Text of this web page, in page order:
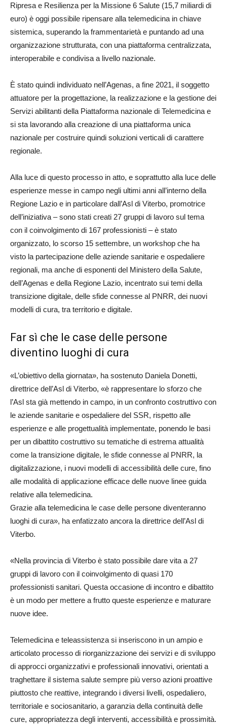
Ripresa e Resilienza per la Missione 6 Salute (15,7 miliardi di
euro) è oggi possibile ripensare alla telemedicina in chiave
sistemica, superando la frammentarietà e puntando ad una
organizzazione strutturata, con una piattaforma centralizzata,
interoperabile e condivisa a livello nazionale.
È stato quindi individuato nell’Agenas, a fine 2021, il soggetto
attuatore per la progettazione, la realizzazione e la gestione dei
Servizi abilitanti della Piattaforma nazionale di Telemedicina e
si sta lavorando alla creazione di una piattaforma unica
nazionale per costruire quindi soluzioni verticali di carattere
regionale.
Alla luce di questo processo in atto, e soprattutto alla luce delle
esperienze messe in campo negli ultimi anni all’interno della
Regione Lazio e in particolare dall’Asl di Viterbo, promotrice
dell’iniziativa – sono stati creati 27 gruppi di lavoro sul tema
con il coinvolgimento di 167 professionisti – è stato
organizzato, lo scorso 15 settembre, un workshop che ha
visto la partecipazione delle aziende sanitarie e ospedaliere
regionali, ma anche di esponenti del Ministero della Salute,
dell’Agenas e della Regione Lazio, incentrato sui temi della
transizione digitale, delle sfide connesse al PNRR, dei nuovi
modelli di cura, tra territorio e digitale.
Far sì che le case delle persone
diventino luoghi di cura
«L’obiettivo della giornata», ha sostenuto Daniela Donetti,
direttrice dell’Asl di Viterbo, «è rappresentare lo sforzo che
l’Asl sta già mettendo in campo, in un confronto costruttivo con
le aziende sanitarie e ospedaliere del SSR, rispetto alle
esperienze e alle progettualità implementate, ponendo le basi
per un dibattito costruttivo su tematiche di estrema attualità
come la transizione digitale, le sfide connesse al PNRR, la
digitalizzazione, i nuovi modelli di accessibilità delle cure, fino
alle modalità di applicazione efficace delle nuove linee guida
relative alla telemedicina.
Grazie alla telemedicina le case delle persone diventeranno
luoghi di cura», ha enfatizzato ancora la direttrice dell’Asl di
Viterbo.
«Nella provincia di Viterbo è stato possibile dare vita a 27
gruppi di lavoro con il coinvolgimento di quasi 170
professionisti sanitari. Questa occasione di incontro e dibattito
è un modo per mettere a frutto queste esperienze e maturare
nuove idee.
Telemedicina e teleassistenza si inseriscono in un ampio e
articolato processo di riorganizzazione dei servizi e di sviluppo
di approcci organizzativi e professionali innovativi, orientati a
traghettare il sistema salute sempre più verso azioni proattive
piuttosto che reattive, integrando i diversi livelli, ospedaliero,
territoriale e sociosanitario, a garanzia della continuità delle
cure, appropriatezza degli interventi, accessibilità e prossimità.